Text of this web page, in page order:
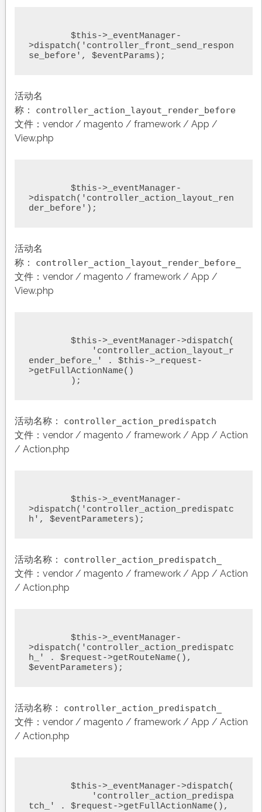
>dispatch('controller_front_send_respon
se_before', $eventParams);
活动名
称： controller_action_layout_render_before
文件：vendor / magento / framework / App /
View.php
>dispatch('controller_action_layout_ren
der_before');
活动名
称： controller_action_layout_render_before_
文件：vendor / magento / framework / App /
View.php
ender_before_' . $this->_request-
>getFullActionName()
	);
活动名称： controller_action_predispatch
文件：vendor / magento / framework / App / Action
/ Action.php
>dispatch('controller_action_predispatc
h', $eventParameters);
活动名称： controller_action_predispatch_
文件：vendor / magento / framework / App / Action
/ Action.php
>dispatch('controller_action_predispatc
h_' . $request->getRouteName(),
$eventParameters);
活动名称： controller_action_predispatch_
文件：vendor / magento / framework / App / Action
/ Action.php
tch_' . $request->getFullActionName(),